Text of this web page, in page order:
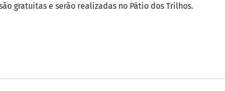
gratuitas e serão realizadas no Pátio dos Trilhos.